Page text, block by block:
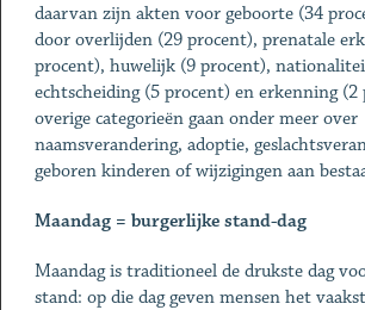
daarvan zijn akten voor geboorte (34
door overlijden (29 procent), prenatale
procent), huwelijk (9 procent),
echtscheiding (5 procent) en erkenning (2
overige categorieën gaan onder meer over
naamsverandering, adoptie,
geboren kinderen of wijzigingen aan
Maandag = burgerlijke stand-dag
Maandag is traditioneel de drukste dag
stand: op die dag geven mensen het